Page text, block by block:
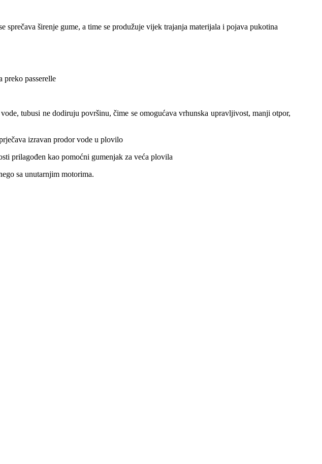
širenje gume, a time se produžuje vijek trajanja materijala i pojava pukotina
preko passerelle
tubusi ne dodiruju površinu, čime se omogućava vrhunska upravljivost, manji otpor,
izravan prodor vode u plovilo
prilagođen kao pomoćni gumenjak za veća plovila
sa unutarnjim motorima.